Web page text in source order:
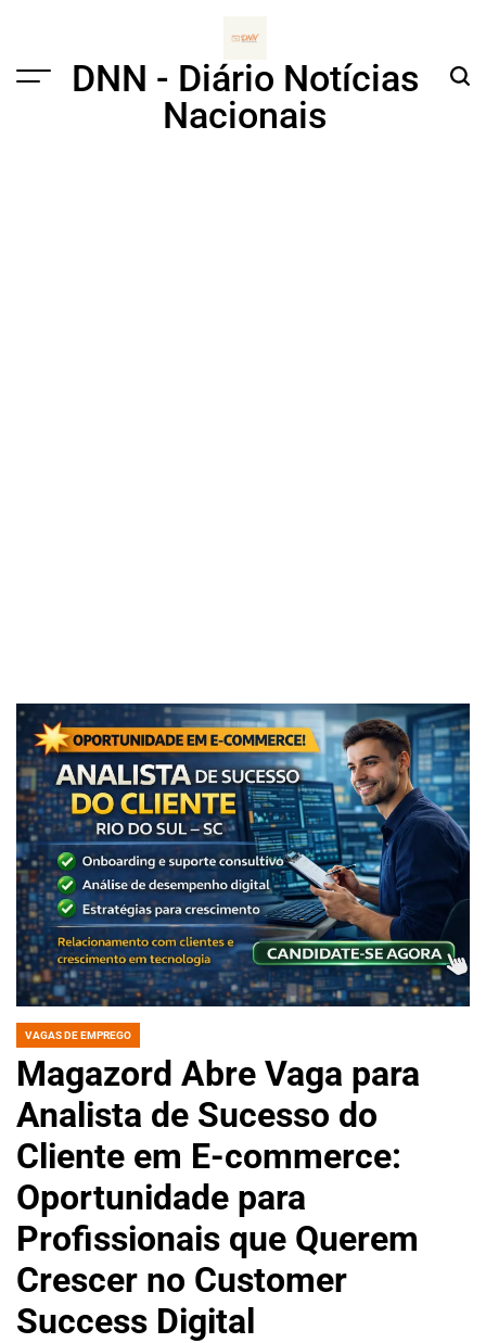
Menu
DNN - Diário Notícias
Nacionais
POSTED
VAGAS DE EMPREGO
Magazord Abre Vaga para
Analista de Sucesso do
Cliente em E-commerce:
Oportunidade para
Profissionais que Querem
Crescer no Customer
Success Digital